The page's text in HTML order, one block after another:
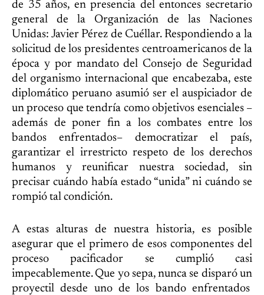
de 35 años, en presencia del entonces secretario
general de la Organización de las Naciones
Unidas: Javier Pérez de Cuéllar. Respondiendo a la
solicitud de los presidentes centroamericanos de la
época y por mandato del Consejo de Seguridad
del organismo internacional que encabezaba, este
diplomático peruano asumió ser el auspiciador de
un proceso que tendría como objetivos esenciales –
además de poner fin a los combates entre los
bandos enfrentados– democratizar el país,
garantizar el irrestricto respeto de los derechos
humanos y reunificar nuestra sociedad, sin
precisar cuándo había estado “unida” ni cuándo se
rompió tal condición.
A estas alturas de nuestra historia, es posible
asegurar que el primero de esos componentes del
proceso pacificador se cumplió casi
impecablemente. Que yo sepa, nunca se disparó un
proyectil desde uno de los bando enfrentados